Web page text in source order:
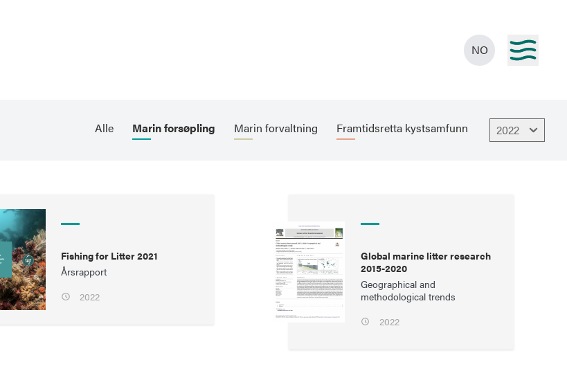
NO
Alle Marin forsøpling Marin forvaltning Framtidsretta kystsamfunn 2022
Fishing for Litter 2021
Årsrapport
2022
Global marine litter research
2015-2020
Geographical and
methodological trends
2022